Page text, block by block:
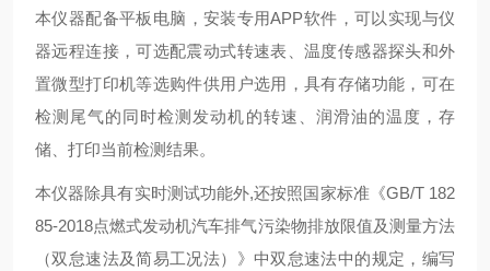
本仪器配备平板电脑，安装专用APP软件，可以实现与仪
器远程连接，可选配震动式转速表、温度传感器探头和外
置微型打印机等选购件供用户选用，具有存储功能，可在
检测尾气的同时检测发动机的转速、润滑油的温度，存
储、打印当前检测结果。
本仪器除具有实时测试功能外,还按照国家标准《GB/T 182
85-2018点燃式发动机汽车排气污染物排放限值及测量方法
（双怠速法及简易工况法）》中双怠速法中的规定，编写